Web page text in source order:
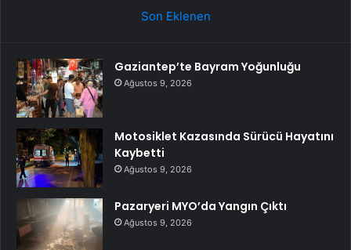
Son Eklenen
Gaziantep’te Bayram Yoğunluğu
Ağustos 9, 2026
Motosiklet Kazasında Sürücü Hayatını
Kaybetti
Ağustos 9, 2026
Pazaryeri MYO’da Yangın Çıktı
Ağustos 9, 2026